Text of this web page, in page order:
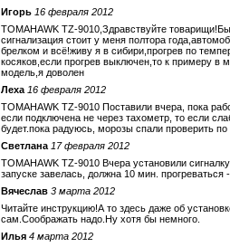
Игорь 16 февраля 2012
TOMAHAWK TZ-9010,Здравствуйте
сигнализация стоит у меня полтора
брелком и всё!живу я в сибири,прогрев по
косяков,если прогрев выключен,то к примеру в
модель,я доволен
Леха 16 февраля 2012
TOMAHAWK TZ-9010 Поставили вчера, пока
если подключена не через тахометр, то если
будет.пока радуюсь, морозы спали проверить
Светлана 17 февраля 2012
TOMAHAWK TZ-9010 Вчера установили
запуске завелась, должна 10 мин.
Вячеслав 3 марта 2012
Читайте инструкцию!А то здесь даже об
сам.Соображать надо.Ну хотя бы немного.
Илья 4 марта 2012